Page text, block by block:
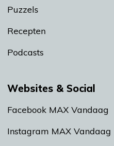
Puzzels
Recepten
Podcasts
Websites & Social
Facebook MAX Vandaag
Instagram MAX Vandaag